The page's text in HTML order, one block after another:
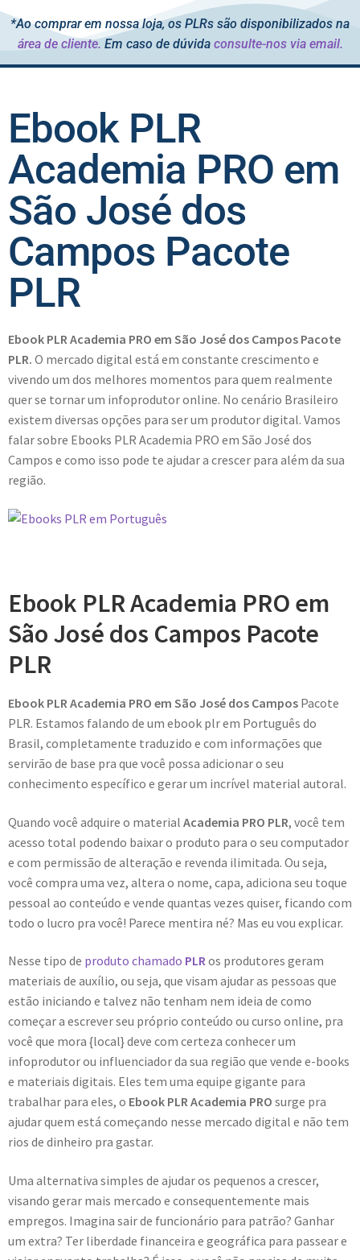
*Ao comprar em nossa loja, os PLRs são disponibilizados na
área de cliente. Em caso de dúvida consulte-nos via email.
Ebook PLR
Academia PRO em
São José dos
Campos Pacote
PLR
Ebook PLR Academia PRO em São José dos Campos Pacote
PLR. O mercado digital está em constante crescimento e
vivendo um dos melhores momentos para quem realmente
quer se tornar um infoprodutor online. No cenário Brasileiro
existem diversas opções para ser um produtor digital. Vamos
falar sobre Ebooks PLR Academia PRO em São José dos
Campos e como isso pode te ajudar a crescer para além da sua
região.
Ebook PLR Academia PRO em
São José dos Campos Pacote
PLR
Ebook PLR Academia PRO em São José dos Campos Pacote
PLR. Estamos falando de um ebook plr em Português do
Brasil, completamente traduzido e com informações que
servirão de base pra que você possa adicionar o seu
conhecimento específico e gerar um incrível material autoral.
Quando você adquire o material Academia PRO PLR, você tem
acesso total podendo baixar o produto para o seu computador
e com permissão de alteração e revenda ilimitada. Ou seja,
você compra uma vez, altera o nome, capa, adiciona seu toque
pessoal ao conteúdo e vende quantas vezes quiser, ficando com
todo o lucro pra você! Parece mentira né? Mas eu vou explicar.
Nesse tipo de produto chamado PLRos produtores geram
materiais de auxílio, ou seja, que visam ajudar as pessoas que
estão iniciando e talvez não tenham nem ideia de como
começar a escrever seu próprio conteúdo ou curso online, pra
você que mora {local} deve com certeza conhecer um
infoprodutor ou influenciador da sua região que vende e-books
e materiais digitais. Eles tem uma equipe gigante para
trabalhar para eles, o Ebook PLR Academia PRO surge pra
ajudar quem está começando nesse mercado digital e não tem
rios de dinheiro pra gastar.
Uma alternativa simples de ajudar os pequenos a crescer,
visando gerar mais mercado e consequentemente mais
empregos. Imagina sair de funcionário para patrão? Ganhar
um extra? Ter liberdade financeira e geográfica para passear e